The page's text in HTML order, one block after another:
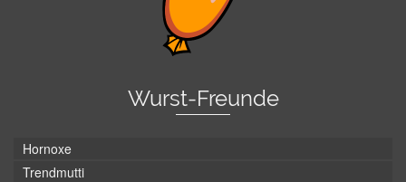
Wurst-Freunde
Hornoxe
Trendmutti